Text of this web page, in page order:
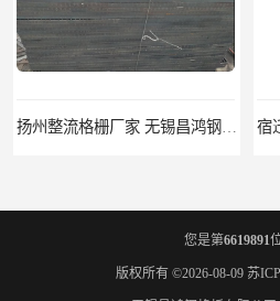
您是第6619891
版权所有 ©2026-08-09 苏